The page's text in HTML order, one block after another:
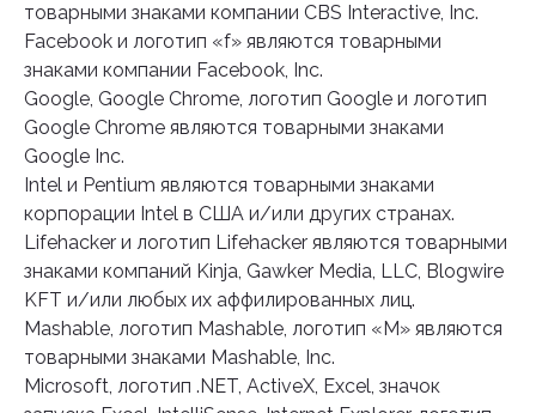
товарными знаками компании CBS Interactive, Inc.
Facebook и логотип «f» являются товарными
знаками компании Facebook, Inc.
Google, Google Chrome, логотип Google и логотип
Google Chrome являются товарными знаками
Google Inc.
Intel и Pentium являются товарными знаками
корпорации Intel в США и/или других странах.
Lifehacker и логотип Lifehacker являются товарными
знаками компаний Kinja, Gawker Media, LLC, Blogwire
KFT и/или любых их аффилированных лиц.
Mashable, логотип Mashable, логотип «M» являются
товарными знаками Mashable, Inc.
Microsoft, логотип .NET, ActiveX, Excel, значок